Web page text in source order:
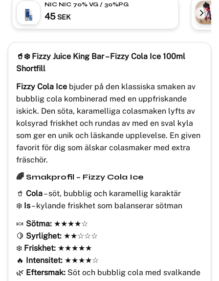
NIC NIC 70% VG / 30%PG
45 SEK
🥤❄️ Fizzy Juice King Bar – Fizzy Cola Ice 100ml
Shortfill
Fizzy Cola Ice bjuder på den klassiska smaken av
bubblig cola kombinerad med en uppfriskande
iskick. Den söta, karamelliga colasmaken lyfts av
kolsyrad friskhet och rundas av med en sval kyla
som ger en unik och läskande upplevelse. En given
favorit för dig som älskar colasmaker med extra
fräschör.
🌈 Smakprofil – Fizzy Cola Ice
🥤 Cola– söt, bubblig och karamellig karaktär
❄️ Is– kylande friskhet som balanserar sötman
🍬 Sötma: ★★★★☆
🍋 Syrlighet: ★★☆☆☆
❄️ Friskhet: ★★★★★
🔥 Intensitet: ★★★★☆
🌿 Eftersmak: Söt och bubblig cola med svalkande